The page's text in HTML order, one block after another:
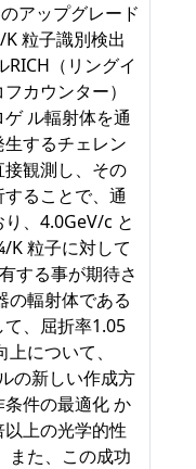
アップグレード
粒子識別検出
（リングイ
カウンター）
ル輻射体を通
するチェレン
観測し、その
ることで、通
、4.0GeV/c と
K 粒子に対して
する事が期待さ
の輻射体である
、屈折率1.05
について、
の新しい作成方
件の最適化 か
上の光学的性
また、この成功